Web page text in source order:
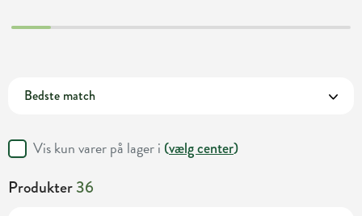
Vis kun varer på lager i (vælg center)
Produkter36